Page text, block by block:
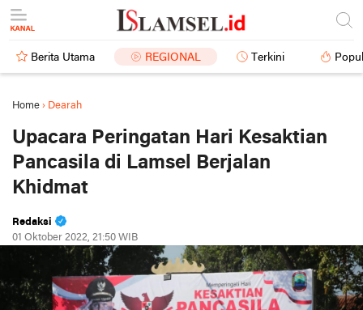
Berita Utama REGIONAL Terkini
Home › Dearah
Upacara Peringatan Hari Kesaktian
Pancasila di Lamsel Berjalan
Khidmat
Redaksi
01 Oktober 2022, 21:50 WIB